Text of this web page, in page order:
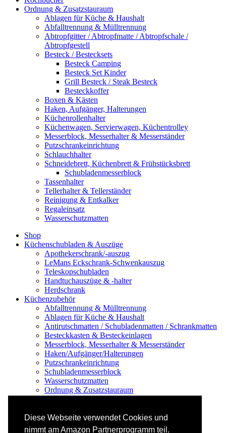
Diese Webseite verwendet Cookies und
nimmt am Amazon Partnerprogramm teil.
Ordnung & Zusatzstauraum
Ablagen für Küche & Haushalt
Abfalltrennung & Mülltrennung
Abtropfgitter / Abtropfmatte / Abtropfschale /
Abtropfgestell
Besteck / Bestecksets
Besteck Camping
Besteck Set Kinder
Grill Besteck / Steak Besteck
Besteckkoffer
Boxen & Kästen
Haken, Aufgänger, Halterungen
Küchenrollenhalter
Küchenwagen, Servierwagen, Küchentrolley
Messerblock, Messerhalter & Messerständer
Putzschrankeinrichtung
Schlauchhalter
Schneidebrett, Küchenbrett & Frühstücksbrett
Schubladenmesserblock
Tassenhalter
Tellerhalter & Tellerständer
Reinigung & Entkalker
Regaleinsatz
Wasserschutzmatten
Shop
Küchenschubladen & Auszüge
Apothekerschrank/-auszug
LeMans Eckschrank-Schwenkauszug
Teleskopschubladen
Handtuchauszüge & -halter
Herdschrank
Küchenzubehör
Abfalltrennung & Mülltrennung
Ablagen für Küche & Haushalt
Antirutschmatten / Schubladenmatten / Schrankmatten
Besteckkasten & Besteckeinlagen
Messerblock, Messerhalter & Messerständer
Haken/Aufgänger/Halterungen
Putzschrankeinrichtung
Schubladenmesserblock
Wasserschutzmatten
Ordnung & Zusatzstauraum
Gewürzregal & Gewürzboard
Regaleinsatz